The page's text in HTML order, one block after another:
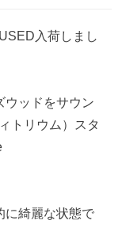
入荷しまし
ウッドをサウン
トリウム）スタ
に綺麗な状態で